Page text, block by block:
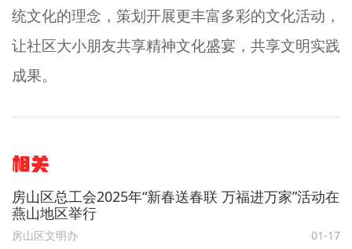
统文化的理念，策划开展更丰富多彩的文化活动，
让社区大小朋友共享精神文化盛宴，共享文明实践
成果。
相关
房山区总工会2025年“新春送春联 万福进万家”活动在
燕山地区举行
房山区文明办 01-17